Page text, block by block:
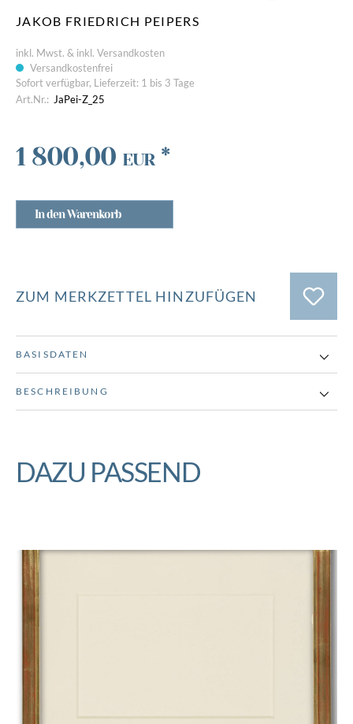
JAKOB FRIEDRICH PEIPERS
inkl. Mwst. & inkl. Versandkosten
Versandkostenfrei
Sofort verfügbar, Lieferzeit: 1 bis 3 Tage
Art.Nr.: JaPei-Z_25
1 800,00 EUR *
In den Warenkorb
ZUM MERKZETTEL HINZUFÜGEN
BASISDATEN
BESCHREIBUNG
DAZU PASSEND